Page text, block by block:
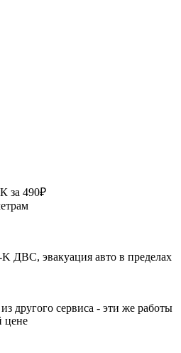
за 490₽
ДВС, эвакуация авто в пределах
другого сервиса - эти же работы
цене